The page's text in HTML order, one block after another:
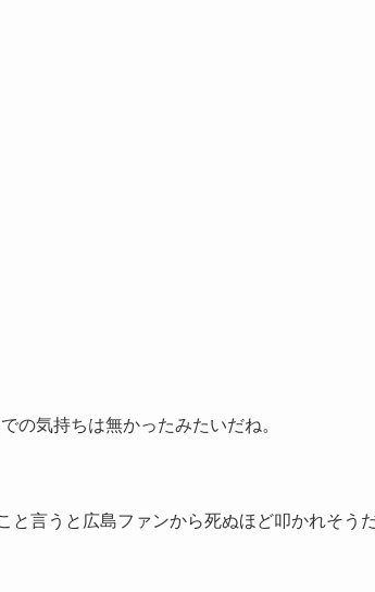
の気持ちは無かったみたいだね。
と言うと広島ファンから死ぬほど叩かれそう